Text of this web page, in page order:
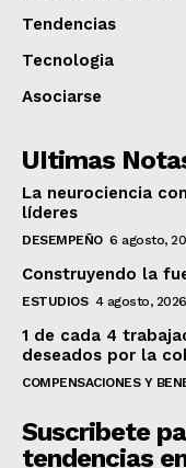
Tendencias
Tecnologia
Asociarse
UItimas
La neurociencia
líderes
DESEMPEÑO 6 agosto,
Construyendo la
ESTUDIOS 4 agosto, 2026
1 de cada 4
deseados por la
COMPENSACIONES Y
Suscribete
tendencias